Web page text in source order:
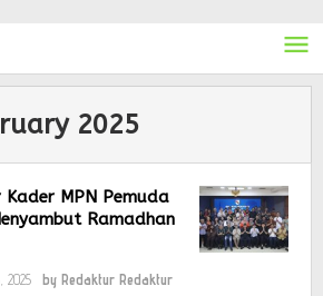
2025
MPN Pemuda
Ramadhan
2025 by Redaktur Redaktur